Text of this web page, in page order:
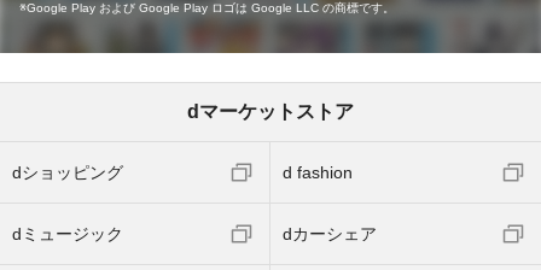
Google Play および Google Play ロゴは Google LLC の商標です。
dマーケットストア
dショッピング d fashion
dミュージック dカーシェア